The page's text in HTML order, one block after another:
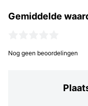
Gemiddelde
Nog geen beoordelingen